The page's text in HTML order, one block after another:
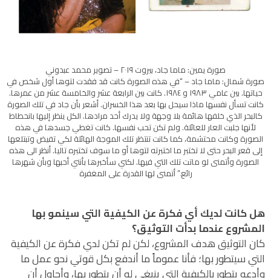
صورة يمين: ماما جاد، بيروت ٢٠١٩ – تصوير محمد عبدوني
صورة شمال: ماما جاد – “في هذه الصورة كانت قد فقدت لتوها أول شخص في
حياتها. بين عامي ١٩٨٣ و ١٩٨٤. كانت بين الرابعة عشر والخامسة عشر من عمرها.
كانت تسأل نفسها ماذا سيحل بها بعد هذا الخسران. أشعر بأن جاد في تلك الصورة
كالبحر الذي خلفها هائمة بلا وجهة ولا يدرك أحد مرادها. الكل ينظر إليها بانحطاط
لأنها جلبت العار للعائلة. ولم تكن تحب نفسها. كانت تغطي جسدها في هذه
الصورة وكانت محتشمة، كما كانت تنتظر تلك الموجة الهائلة لكي تفيض وتبتلعها
إلى قعر البحر حتى لا تختبر ما اختبرته لتوها أو ما سوف تختبره تاليا. أنظر الى هذه
الصورة وأتمنى لو ماتت تلك التي فيها. لكني سأخبرها بأنني أحبها وبأن شهرها
رائع.” أتمنى لها القدرة على المغفرة
هل كانت لديك أي فكرة عن الكيفية التي سينمو بها
المشروع عندما بدأت التوثيق؟
كان التوثيق هدف المشروع، لكن لم تكن لدي فكرة عن الكيفية
التي سيتطور بها؛ فأنا عموماً ما أندفع بكل قوتي نحو عمل ما
وأدعه يتطور بالكيفية التي ينبغي له أن يتطور بها، وأحاول أن